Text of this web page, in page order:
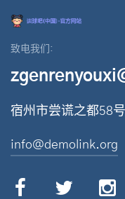
致电我们:
宿州市尝谎之都58号
info@demolink.org